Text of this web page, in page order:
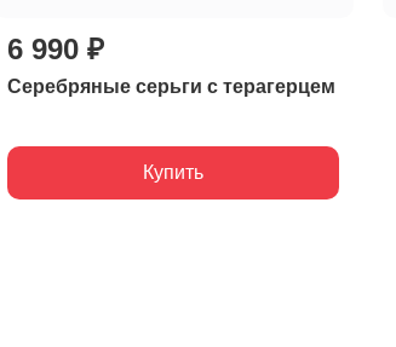
6 990 ₽
Серебряные серьги с терагерцем
Купить